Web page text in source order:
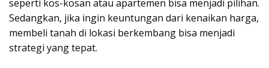
seperti kos-kosan atau apartemen bisa menjadi pilihan.
Sedangkan, jika ingin keuntungan dari kenaikan harga,
membeli tanah di lokasi berkembang bisa menjadi
strategi yang tepat.